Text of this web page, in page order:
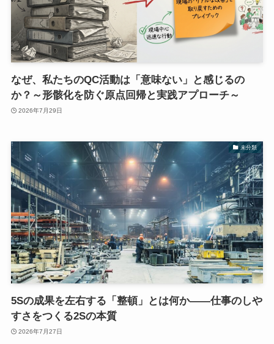
なぜ、私たちのQC活動は「意味ない」と感じるの
か？～形骸化を防ぐ原点回帰と実践アプローチ～
2026年7月29日
未分類
5Sの成果を左右する「整頓」とは何か――仕事のしや
すさをつくる2Sの本質
2026年7月27日